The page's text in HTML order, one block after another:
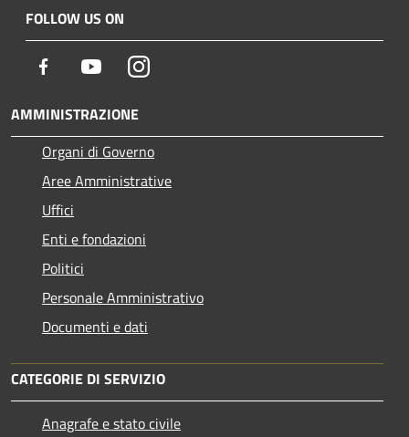
FOLLOW US ON
Facebook YoutubeInstagram
AMMINISTRAZIONE
Organi di Governo
Aree Amministrative
Uffici
Enti e fondazioni
Politici
Personale Amministrativo
Documenti e dati
CATEGORIE DI SERVIZIO
Anagrafe e stato civile